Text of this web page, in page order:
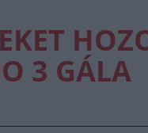
3 GÁLA